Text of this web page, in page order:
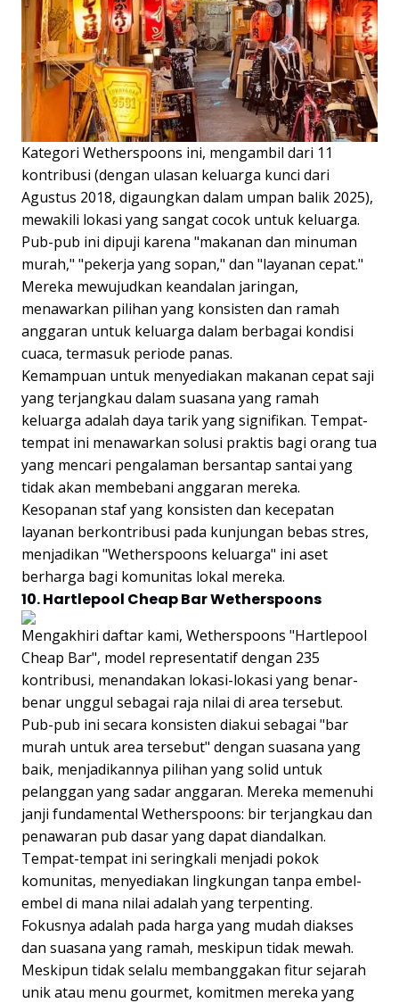
Kategori Wetherspoons ini, mengambil dari 11
kontribusi (dengan ulasan keluarga kunci dari
Agustus 2018, digaungkan dalam umpan balik 2025),
mewakili lokasi yang sangat cocok untuk keluarga.
Pub-pub ini dipuji karena "makanan dan minuman
murah," "pekerja yang sopan," dan "layanan cepat."
Mereka mewujudkan keandalan jaringan,
menawarkan pilihan yang konsisten dan ramah
anggaran untuk keluarga dalam berbagai kondisi
cuaca, termasuk periode panas.
Kemampuan untuk menyediakan makanan cepat saji
yang terjangkau dalam suasana yang ramah
keluarga adalah daya tarik yang signifikan. Tempat-
tempat ini menawarkan solusi praktis bagi orang tua
yang mencari pengalaman bersantap santai yang
tidak akan membebani anggaran mereka.
Kesopanan staf yang konsisten dan kecepatan
layanan berkontribusi pada kunjungan bebas stres,
menjadikan "Wetherspoons keluarga" ini aset
berharga bagi komunitas lokal mereka.
10. Hartlepool Cheap Bar Wetherspoons
Mengakhiri daftar kami, Wetherspoons "Hartlepool
Cheap Bar", model representatif dengan 235
kontribusi, menandakan lokasi-lokasi yang benar-
benar unggul sebagai raja nilai di area tersebut.
Pub-pub ini secara konsisten diakui sebagai "bar
murah untuk area tersebut" dengan suasana yang
baik, menjadikannya pilihan yang solid untuk
pelanggan yang sadar anggaran. Mereka memenuhi
janji fundamental Wetherspoons: bir terjangkau dan
penawaran pub dasar yang dapat diandalkan.
Tempat-tempat ini seringkali menjadi pokok
komunitas, menyediakan lingkungan tanpa embel-
embel di mana nilai adalah yang terpenting.
Fokusnya adalah pada harga yang mudah diakses
dan suasana yang ramah, meskipun tidak mewah.
Meskipun tidak selalu membanggakan fitur sejarah
unik atau menu gourmet, komitmen mereka yang